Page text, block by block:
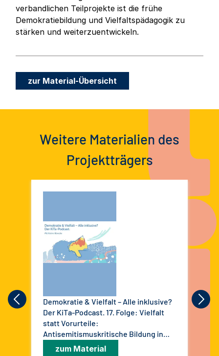
verbandlichen Teilprojekte ist die frühe
Demokratiebildung und Vielfaltspädagogik zu
stärken und weiterzuentwickeln.
zur Material-Übersicht
Weitere Materialien des
Projektträgers
Demokratie & Vielfalt – Alle inklusive?
Der KiTa-Podcast. 17. Folge: Vielfalt
statt Vorurteile:
Antisemitismuskritische Bildung in
zum Material